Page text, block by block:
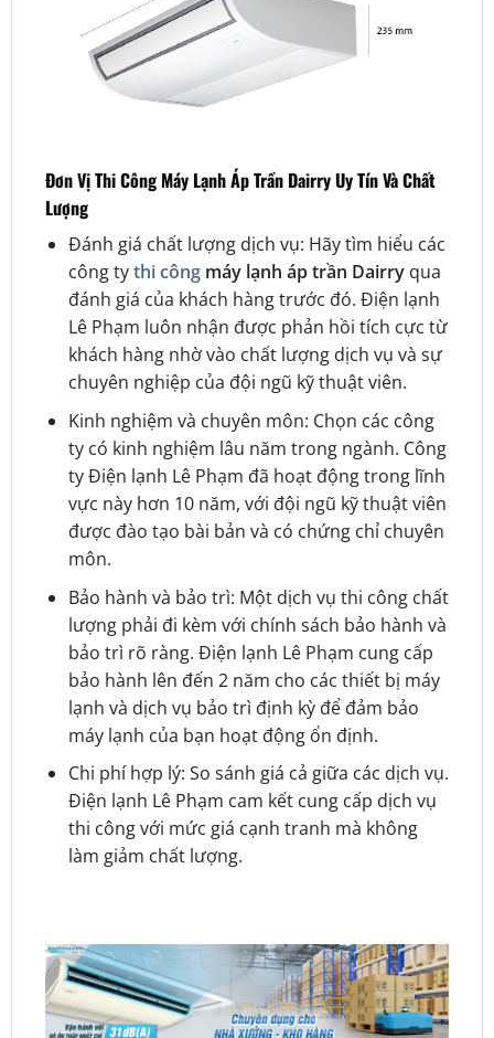
Đơn Vị Thi Công Máy Lạnh Áp Trần Dairry Uy Tín Và Chất
Lượng
Đánh giá chất lượng dịch vụ: Hãy tìm hiểu các
công tythi côngmáy lạnh áp trần Dairryqua
đánh giá của khách hàng trước đó. Điện lạnh
Lê Phạm luôn nhận được phản hồi tích cực từ
khách hàng nhờ vào chất lượng dịch vụ và sự
chuyên nghiệp của đội ngũ kỹ thuật viên.
Kinh nghiệm và chuyên môn: Chọn các công
ty có kinh nghiệm lâu năm trong ngành. Công
ty Điện lạnh Lê Phạm đã hoạt động trong lĩnh
vực này hơn 10 năm, với đội ngũ kỹ thuật viên
được đào tạo bài bản và có chứng chỉ chuyên
môn.
Bảo hành và bảo trì: Một dịch vụ thi công chất
lượng phải đi kèm với chính sách bảo hành và
bảo trì rõ ràng. Điện lạnh Lê Phạm cung cấp
bảo hành lên đến 2 năm cho các thiết bị máy
lạnh và dịch vụ bảo trì định kỳ để đảm bảo
máy lạnh của bạn hoạt động ổn định.
Chi phí hợp lý: So sánh giá cả giữa các dịch vụ.
Điện lạnh Lê Phạm cam kết cung cấp dịch vụ
thi công với mức giá cạnh tranh mà không
làm giảm chất lượng.